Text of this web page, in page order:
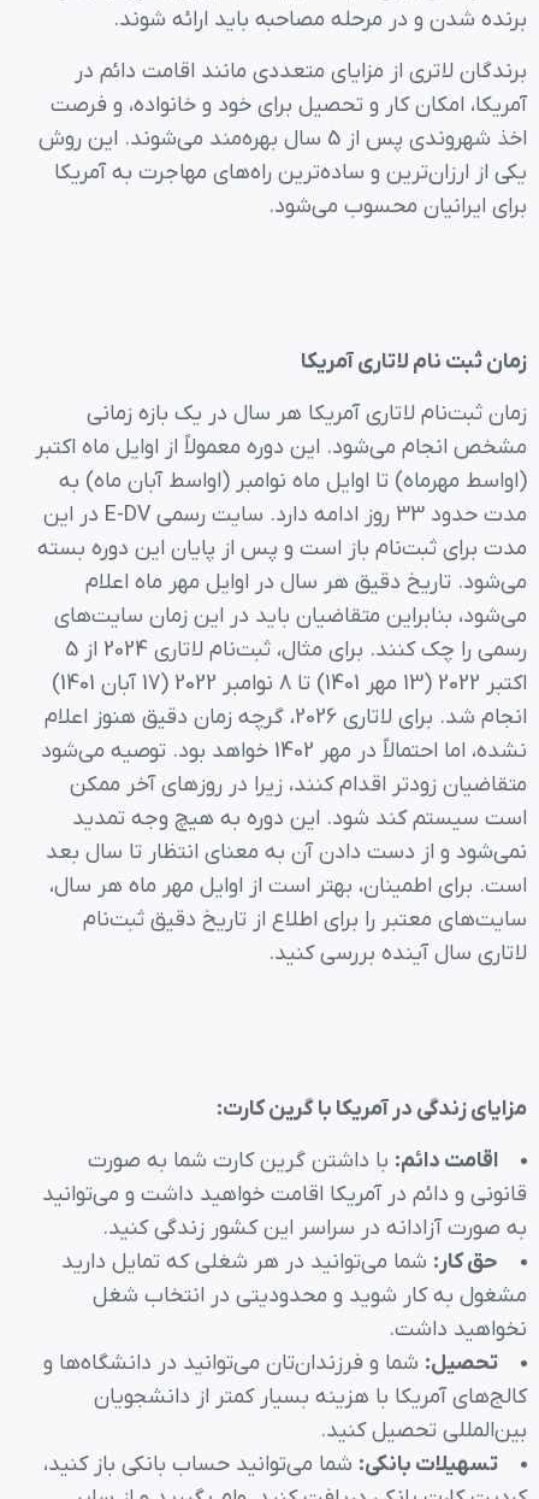
برنده شدن و در مرحله مصاحبه باید ارائه شوند.
برندگان لاتری از مزایای متعددی مانند اقامت دائم در
آمریکا، امکان کار و تحصیل برای خود و خانواده، و فرصت
اخذ شهروندی پس از 5 سال بهره‌مند می‌شوند. این روش
یکی از ارزان‌ترین و ساده‌ترین راه‌های مهاجرت به آمریکا
برای ایرانیان محسوب می‌شود.
زمان ثبت نام لاتاری آمریکا
زمان ثبت‌نام لاتاری آمریکا هر سال در یک بازه زمانی
مشخص انجام می‌شود. این دوره معمولاً از اوایل ماه اکتبر
(اواسط مهرماه) تا اوایل ماه نوامبر (اواسط آبان ماه) به
مدت حدود 33 روز ادامه دارد. سایت رسمی E-DV در این
مدت برای ثبت‌نام باز است و پس از پایان این دوره بسته
می‌شود. تاریخ دقیق هر سال در اوایل مهر ماه اعلام
می‌شود، بنابراین متقاضیان باید در این زمان سایت‌های
رسمی را چک کنند. برای مثال، ثبت‌نام لاتاری 2024 از 5
اکتبر 2022 (13 مهر 1401) تا 8 نوامبر 2022 (17 آبان 1401)
انجام شد. برای لاتاری 2026، گرچه زمان دقیق هنوز اعلام
نشده، اما احتمالاً در مهر 1402 خواهد بود. توصیه می‌شود
متقاضیان زودتر اقدام کنند، زیرا در روزهای آخر ممکن
است سیستم کند شود. این دوره به هیچ وجه تمدید
نمی‌شود و از دست دادن آن به معنای انتظار تا سال بعد
است. برای اطمینان، بهتر است از اوایل مهر ماه هر سال،
سایت‌های معتبر را برای اطلاع از تاریخ دقیق ثبت‌نام
لاتاری سال آینده بررسی کنید.
مزایای زندگی در آمریکا با گرین کارت:
اقامت دائم: با داشتن گرین کارت شما به صورت
قانونی و دائم در آمریکا اقامت خواهید داشت و می‌توانید
به صورت آزادانه در سراسر این کشور زندگی کنید.
حق کار: شما می‌توانید در هر شغلی که تمایل دارید
مشغول به کار شوید و محدودیتی در انتخاب شغل
نخواهید داشت.
تحصیل: شما و فرزندان‌تان می‌توانید در دانشگاه‌ها و
کالج‌های آمریکا با هزینه بسیار کمتر از دانشجویان
بین‌المللی تحصیل کنید.
تسهیلات بانکی: شما می‌توانید حساب بانکی باز کنید،